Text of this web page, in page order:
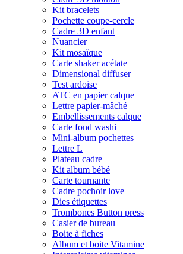
Kit bracelets
Pochette coupe-cercle
Cadre 3D enfant
Nuancier
Kit mosaïque
Carte shaker acétate
Dimensional diffuser
Test ardoise
ATC en papier calque
Lettre papier-mâché
Embellissements calque
Carte fond washi
Mini-album pochettes
Lettre L
Plateau cadre
Kit album bébé
Carte tournante
Cadre pochoir love
Dies étiquettes
Trombones Button press
Casier de bureau
Boite à fiches
Album et boite Vitamine